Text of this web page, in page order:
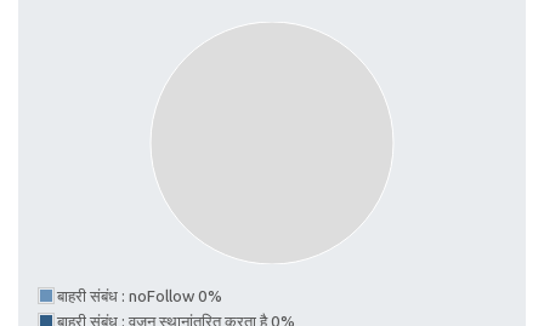
बाहरी संबंध : noFollow 0%
बाहरी संबंध : वज़न स्थानांतरित करता है 0%